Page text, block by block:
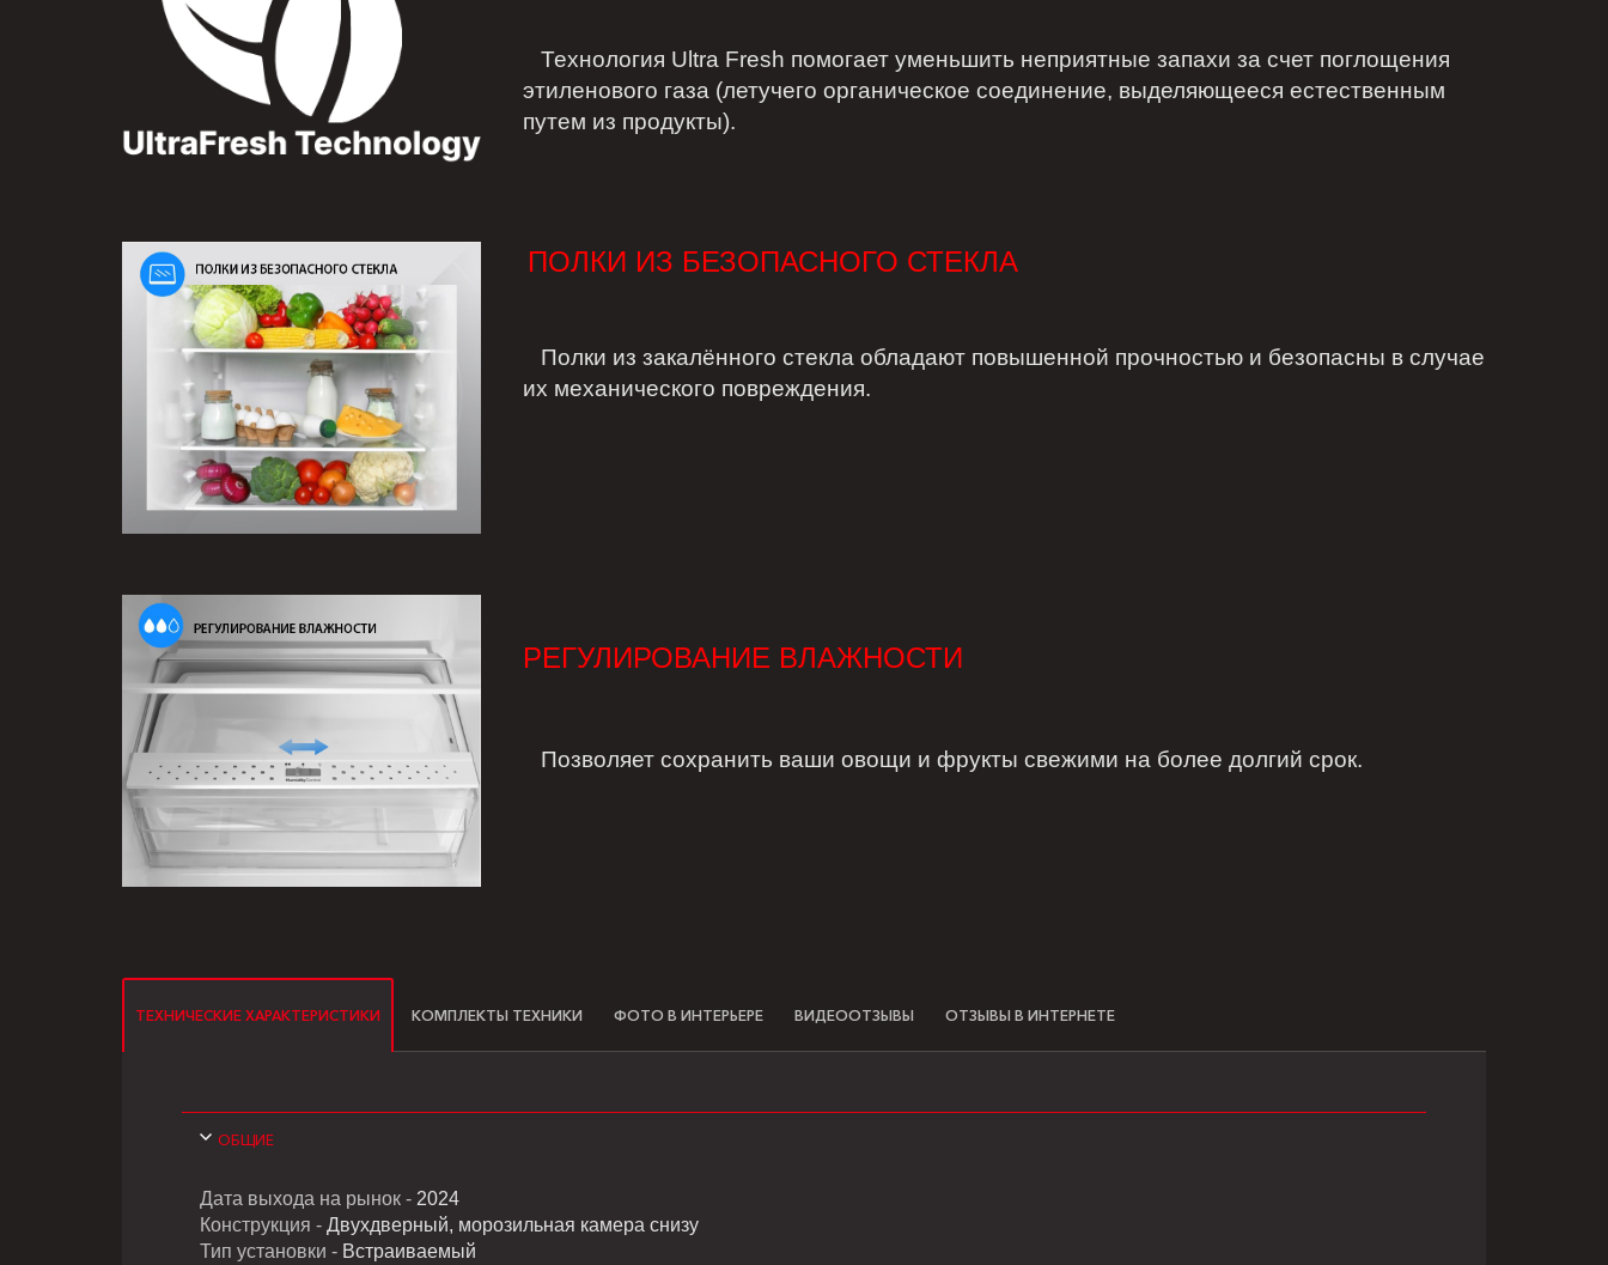
Технология Ultra Fresh помогает уменьшить неприятные запахи за счет поглощения
этиленового газа (летучего органическое соединение, выделяющееся естественным
путем из продукты).
ПОЛКИ ИЗ БЕЗОПАСНОГО СТЕКЛА
Полки из закалённого стекла обладают повышенной прочностью и безопасны в случае
их механического повреждения.
РЕГУЛИРОВАНИЕ ВЛАЖНОСТИ
Позволяет сохранить ваши овощи и фрукты свежими на более долгий срок.
ТЕХНИЧЕСКИЕ ХАРАКТЕРИСТИКИ
ОБЩИЕ
Дата выхода на рынок - 2024
Конструкция - Двухдверный, морозильная камера снизу
Тип установки - Встраиваемый
КОМПЛЕКТЫ ТЕХНИКИ ФОТО В ИНТЕРЬЕРЕ ВИДЕООТЗЫВЫ ОТЗЫВЫ В ИНТЕРНЕТЕ